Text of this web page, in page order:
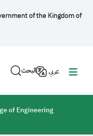
of the Kingdom of
البحث عربي
of Engineering